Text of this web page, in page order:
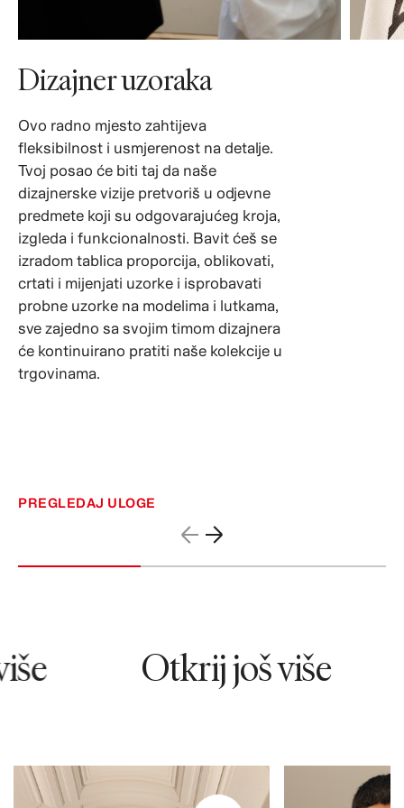
Dizajner uzoraka
Ovo radno mjesto zahtijeva
fleksibilnost i usmjerenost na detalje.
Tvoj posao će biti taj da naše
dizajnerske vizije pretvoriš u odjevne
predmete koji su odgovarajućeg kroja,
izgleda i funkcionalnosti. Bavit ćeš se
izradom tablica proporcija, oblikovati,
crtati i mijenjati uzorke i isprobavati
probne uzorke na modelima i lutkama,
sve zajedno sa svojim timom dizajnera
će kontinuirano pratiti naše kolekcije u
trgovinama.
PREGLEDAJ ULOGE
Otkrij još više
29448
Legal,